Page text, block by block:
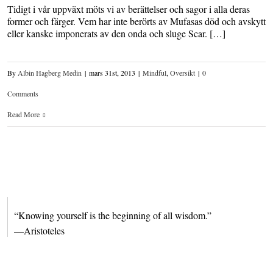
Tidigt i vår uppväxt möts vi av berättelser och sagor i alla deras
former och färger. Vem har inte berörts av Mufasas död och avskytt
eller kanske imponerats av den onda och sluge Scar. […]
By Albin Hagberg Medin | mars 31st, 2013 | Mindful, Oversikt | 0
Comments
Read More
“Knowing yourself is the beginning of all wisdom.”
—Aristoteles